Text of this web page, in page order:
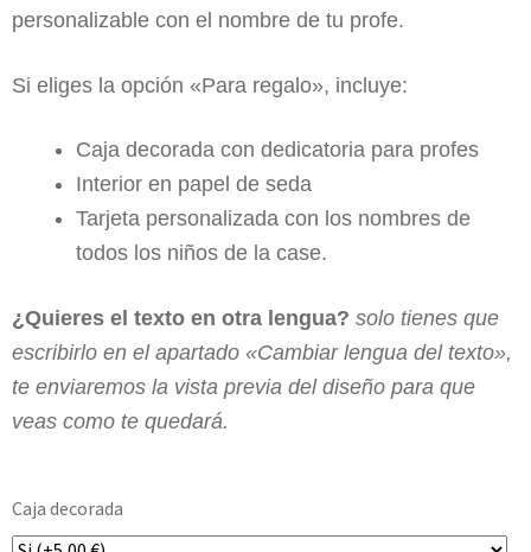
personalizable con el nombre de tu profe.
Si eliges la opción «Para regalo», incluye:
Caja decorada con dedicatoria para profes
Interior en papel de seda
Tarjeta personalizada con los nombres de
todos los niños de la case.
¿Quieres el texto en otra lengua? solo tienes que
escribirlo en el apartado «Cambiar lengua del texto»,
te enviaremos la vista previa del diseño para que
veas como te quedará.
Caja decorada